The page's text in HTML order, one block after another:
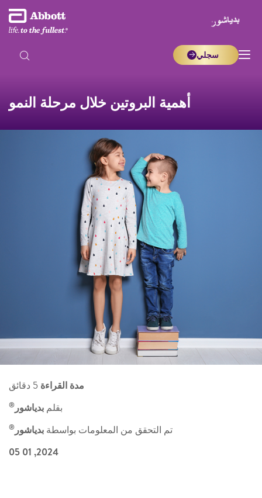
سجلي
أهمية البروتين خلال مرحلة النمو
مدة القراءة
بقلم بدياشور ®
تم التحقق من المعلومات بواسطة بدياشور ®
2024, 01 05